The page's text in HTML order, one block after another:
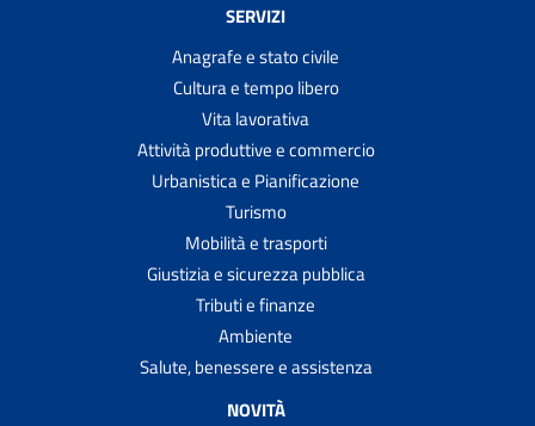
SERVIZI
Anagrafe e stato civile
Cultura e tempo libero
Vita lavorativa
Attività produttive e commercio
Urbanistica e Pianificazione
Turismo
Mobilità e trasporti
Giustizia e sicurezza pubblica
Tributi e finanze
Ambiente
Salute, benessere e assistenza
NOVITÀ